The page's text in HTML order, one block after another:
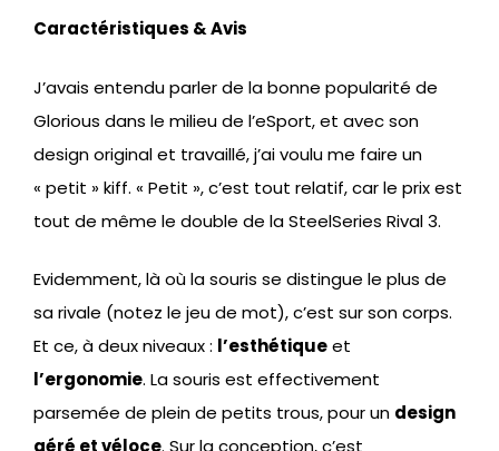
Caractéristiques & Avis
J’avais entendu parler de la bonne popularité de
Glorious dans le milieu de l’eSport, et avec son
design original et travaillé, j’ai voulu me faire un
« petit » kiff. « Petit », c’est tout relatif, car le prix est
tout de même le double de la SteelSeries Rival 3.
Evidemment, là où la souris se distingue le plus de
sa rivale (notez le jeu de mot), c’est sur son corps.
Et ce, à deux niveaux : l’esthétiqueet
l’ergonomie. La souris est effectivement
parsemée de plein de petits trous, pour un design
aéré et véloce. Sur la conception, c’est